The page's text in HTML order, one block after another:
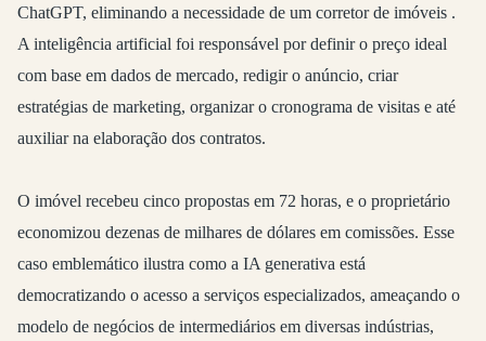
ChatGPT, eliminando a necessidade de um corretor de imóveis .
A inteligência artificial foi responsável por definir o preço ideal
com base em dados de mercado, redigir o anúncio, criar
estratégias de marketing, organizar o cronograma de visitas e até
auxiliar na elaboração dos contratos.
O imóvel recebeu cinco propostas em 72 horas, e o proprietário
economizou dezenas de milhares de dólares em comissões. Esse
caso emblemático ilustra como a IA generativa está
democratizando o acesso a serviços especializados, ameaçando o
modelo de negócios de intermediários em diversas indústrias,